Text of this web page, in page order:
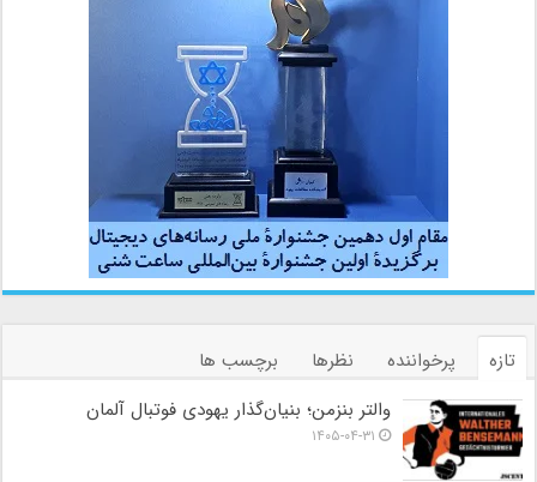
تازه پرخواننده نظرها
برچسب ها
والتر بنزمن؛ بنیان‌گذار یهودی فوتبال آلمان
۱۴۰۵-۰۴-۳۱